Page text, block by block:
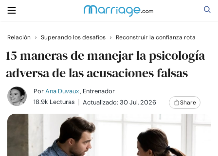
Buscar
Casarse
Relaciones
Familia
Relación › Superando los desafíos › Reconstruir la confianza rota
15 maneras de manejar la psicología
adversa de las acusaciones falsas
PorAna Duvaux, Entrenador
18.9k Lecturas
Actualizado: 30 Jul, 2026 Share